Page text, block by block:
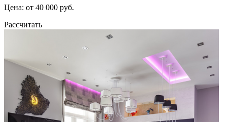
Цена: от 40 000 руб.
Рассчитать